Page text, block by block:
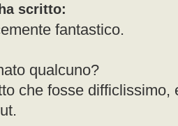
scritto:
fantastico.
qualcuno?
che fosse